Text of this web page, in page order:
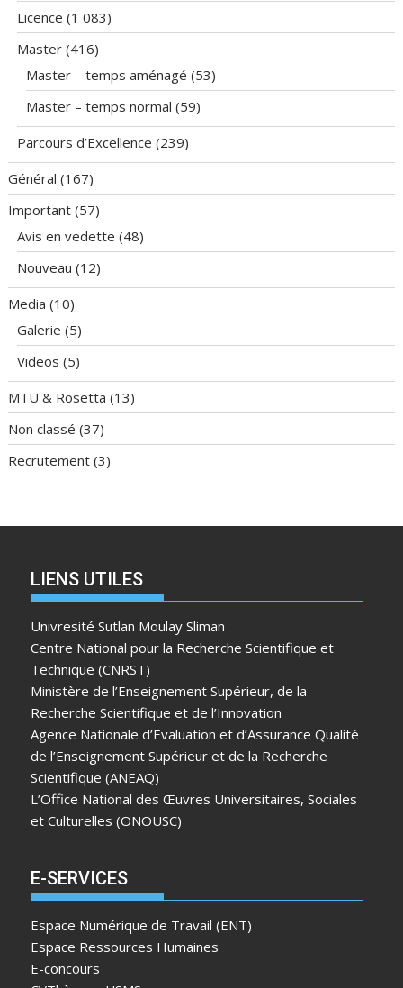
Licence (1 083)
Master (416)
Master – temps aménagé (53)
Master – temps normal (59)
Parcours d’Excellence (239)
Général (167)
Important (57)
Avis en vedette (48)
Nouveau (12)
Media (10)
Galerie (5)
Videos (5)
MTU & Rosetta (13)
Non classé (37)
Recrutement (3)
LIENS UTILES
Univresité Sutlan Moulay Sliman
Centre National pour la Recherche Scientifique et
Technique (CNRST)
Ministère de l’Enseignement Supérieur, de la
Recherche Scientifique et de l’Innovation
Agence Nationale d’Evaluation et d’Assurance Qualité
de l’Enseignement Supérieur et de la Recherche
Scientifique (ANEAQ)
L’Office National des Œuvres Universitaires, Sociales
et Culturelles (ONOUSC)
E-SERVICES
Espace Numérique de Travail (ENT)
Espace Ressources Humaines
E-concours